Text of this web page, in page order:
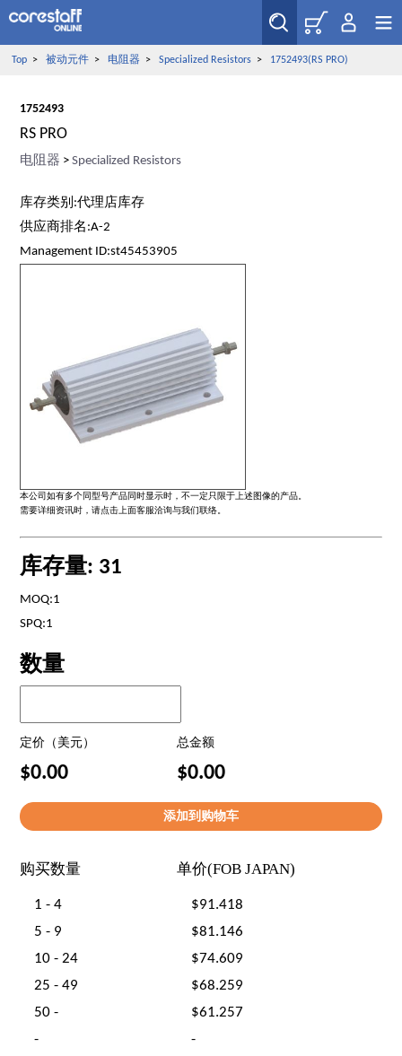
Top> 被动元件> 电阻器> Specialized Resistors> 1752493(RS PRO)
1752493
RS PRO
电阻器 >Specialized Resistors
库存类别:代理店库存
供应商排名:A-2
Management ID:st45453905
本公司如有多个同型号产品同时显示时，不一定只限于上述图像的产品。
需要详细资讯时，请点击上面客服洽询与我们联络。
库存量: 31
MOQ:1
SPQ:1
数量
定价（美元） 总金额
$0.00 $0.00
购买数量 单价(FOB JAPAN)
1 - 4
$91.418
5 - 9
$81.146
10 - 24
$74.609
25 - 49
$68.259
50 -
$61.257
-
-